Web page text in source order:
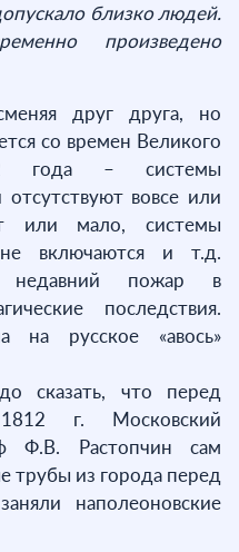
близко людей.
произведено
друг друга, но
со времен Великого
года – системы
вовсе или
или мало, системы
включаются и т.д.
недавний пожар в
последствия.
на русское «авось»
сказать, что перед
г. Московский
Ф.В. Растопчин сам
трубы из города перед
наполеоновские